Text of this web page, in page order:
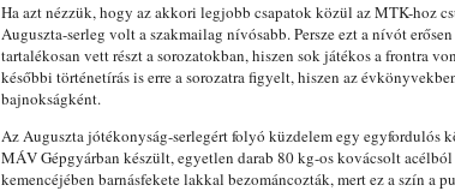
Ha azt nézzük, hogy az akkori legjobb csapatok közül az MTK-hoz
Auguszta-serleg volt a szakmailag nívósabb. Persze ezt a nívót
tartalékosan vett részt a sorozatokban, hiszen sok játékos a frontra
későbbi történetírás is erre a sorozatra figyelt, hiszen az
bajnokságként.
Az Auguszta jótékonyság-serlegért folyó küzdelem egy egyfordulós
MÁV Gépgyárban készült, egyetlen darab 80 kg-os kovácsolt
kemencéjében barnásfekete lakkal bezománcozták, mert ez a szín a